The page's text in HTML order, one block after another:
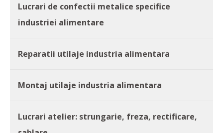
Lucrari de confectii metalice specifice
industriei alimentare
Reparatii utilaje industria alimentara
Montaj utilaje industria alimentara
Lucrari atelier: strungarie, freza, rectificare,